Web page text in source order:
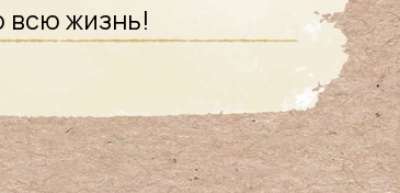
всю жизнь!